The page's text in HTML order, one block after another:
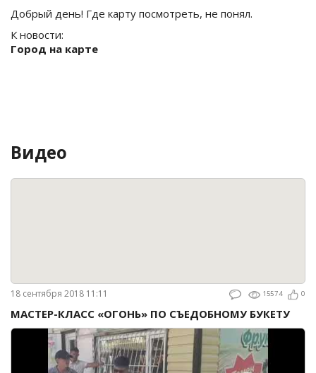
Добрый день! Где карту посмотреть, не понял.
К новости:
Город на карте
Видео
18 сентября 2018 11:11 15574 0
МАСТЕР-КЛАСС «ОГОНЬ» ПО СЪЕДОБНОМУ БУКЕТУ